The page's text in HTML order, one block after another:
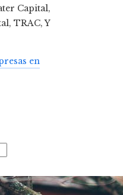
Capital,
TRAC, Y
en